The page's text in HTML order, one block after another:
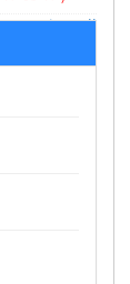
>>view all